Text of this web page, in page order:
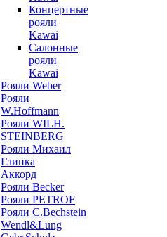
Концертные
рояли
Kawai
Салонные
рояли
Kawai
Рояли Weber
Рояли
W.Hoffmann
Рояли WILH.
STEINBERG
Рояли Михаил
Глинка
Аккорд
Рояли Becker
Рояли PETROF
Рояли C.Bechstein
Wendl&Lung